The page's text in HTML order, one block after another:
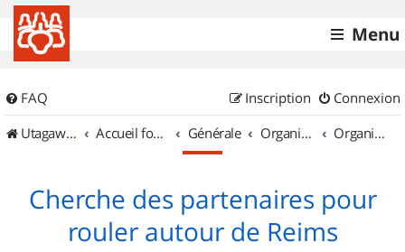
Menu
FAQ Connexion
Inscription
UtagawaVTT (Randos VTT et VTTAE avec traces GPS)
Accueil forum Générale Organisation de sorties & Recherche de partenaires Organisation de sorties en région Champagne Ardenne
Cherche des partenaires pour
rouler autour de Reims